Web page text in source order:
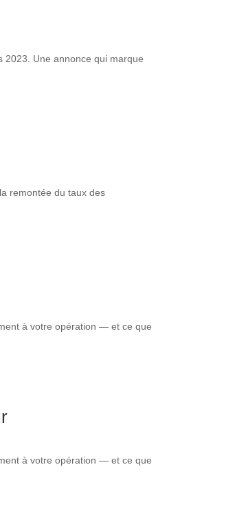
2023. Une annonce qui marque
remontée du taux des
à votre opération — et ce que
à votre opération — et ce que